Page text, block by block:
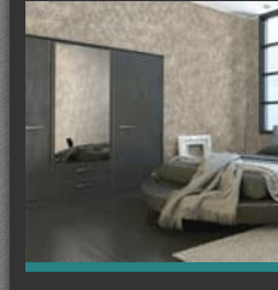
Pintor en Benalúa de las Villas
Pintura en Benamaurel
Pintura en Bérchules
Pintura en Bogarre - Granada
Pintura en Bubión
Pintura en Busquístar
Pintura en Cacín